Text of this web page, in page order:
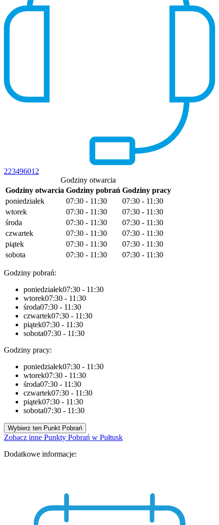
223496012
Godziny otwarcia
Godziny otwarcia Godziny pobrań Godziny pracy
poniedziałek
07:30 - 11:30
07:30 - 11:30
wtorek
07:30 - 11:30
07:30 - 11:30
środa
07:30 - 11:30
07:30 - 11:30
czwartek
07:30 - 11:30
07:30 - 11:30
piątek
07:30 - 11:30
07:30 - 11:30
sobota
07:30 - 11:30 07:30 - 11:30
Godziny pobrań:
poniedziałek07:30 - 11:30
wtorek07:30 - 11:30
środa07:30 - 11:30
czwartek07:30 - 11:30
piątek07:30 - 11:30
sobota07:30 - 11:30
Godziny pracy:
poniedziałek07:30 - 11:30
wtorek07:30 - 11:30
środa07:30 - 11:30
czwartek07:30 - 11:30
piątek07:30 - 11:30
sobota07:30 - 11:30
Wybierz ten Punkt Pobrań
Zobacz inne Punkty Pobrań w Pułtusk
Dodatkowe informacje: